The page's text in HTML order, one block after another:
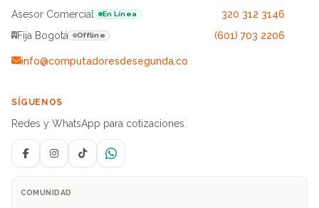
Asesor Comercial
En Línea
320 312 3146
Fija Bogotá
Offline (601) 703 2206
info@computadoresdesegunda.co
SÍGUENOS
Redes y WhatsApp para cotizaciones.
FacebookInstagramTikTokWhatsApp
COMUNIDAD